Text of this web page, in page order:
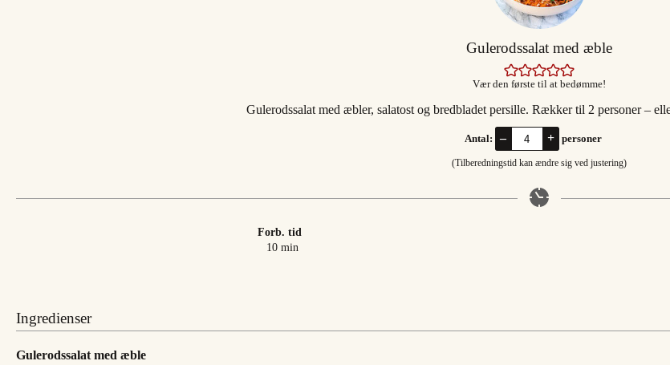
Gulerodssalat med æble
Vær den første til at bedømme!
Gulerodssalat med æbler, salatost og bredbladet persille. Rækker til 2 personer –
Antal: – + personer
(Tilberedningstid kan ændre sig ved justering)
Forb. tid
10minutter
min
Ingredienser
Gulerodssalat med æble